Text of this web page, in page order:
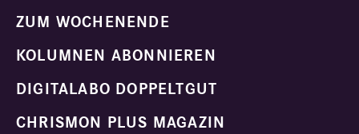
ZUM WOCHENENDE
KOLUMNEN ABONNIEREN
DIGITALABO DOPPELTGUT
CHRISMON PLUS MAGAZIN